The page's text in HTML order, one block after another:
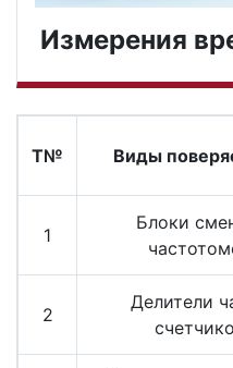
Измерения
T№ Виды
1
Блоки
2
Делители